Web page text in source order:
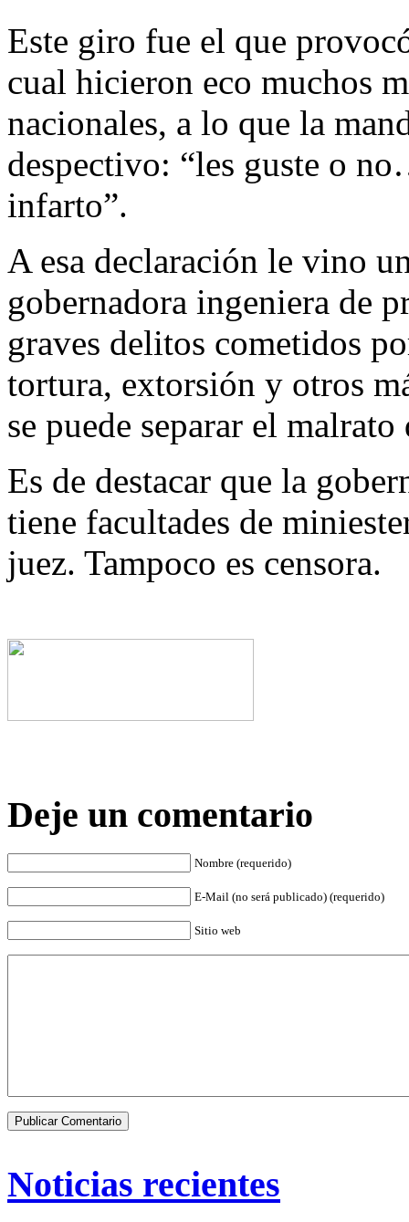
Este giro fue el que
cual hicieron eco muchos
nacionales, a lo que la
despectivo: “les guste o
infarto”.
A esa declaración le vino
gobernadora ingeniera de
graves delitos cometidos
tortura, extorsión y otros
se puede separar el
Es de destacar que la
tiene facultades de
juez. Tampoco es censora.
Deje un comentario
Nombre (requerido)
E-Mail (no será publicado) (requerido)
Sitio web
Noticias recientes